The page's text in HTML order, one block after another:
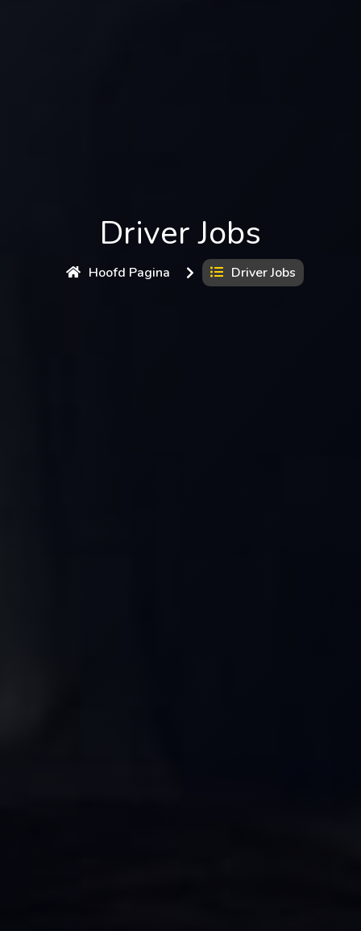
Driver Jobs
Hoofd Pagina Driver Jobs